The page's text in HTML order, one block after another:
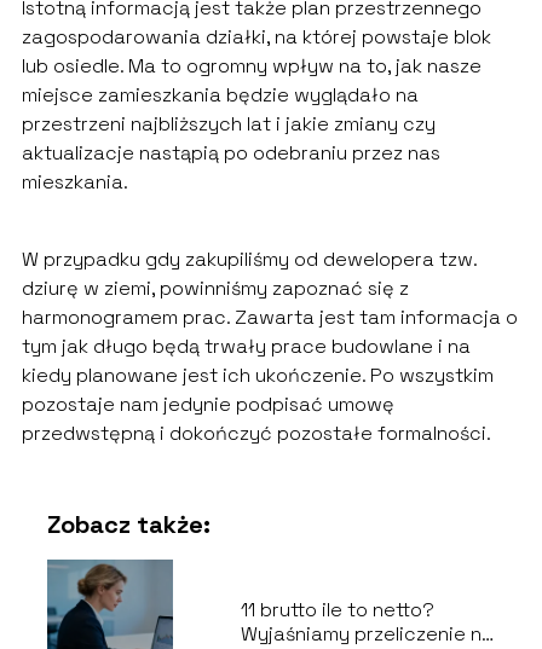
Istotną informacją jest także plan przestrzennego
zagospodarowania działki, na której powstaje blok
lub osiedle. Ma to ogromny wpływ na to, jak nasze
miejsce zamieszkania będzie wyglądało na
przestrzeni najbliższych lat i jakie zmiany czy
aktualizacje nastąpią po odebraniu przez nas
mieszkania.
W przypadku gdy zakupiliśmy od dewelopera tzw.
dziurę w ziemi, powinniśmy zapoznać się z
harmonogramem prac. Zawarta jest tam informacja o
tym jak długo będą trwały prace budowlane i na
kiedy planowane jest ich ukończenie. Po wszystkim
pozostaje nam jedynie podpisać umowę
przedwstępną i dokończyć pozostałe formalności.
Zobacz także:
11 brutto ile to netto?
Wyjaśniamy przeliczenie na